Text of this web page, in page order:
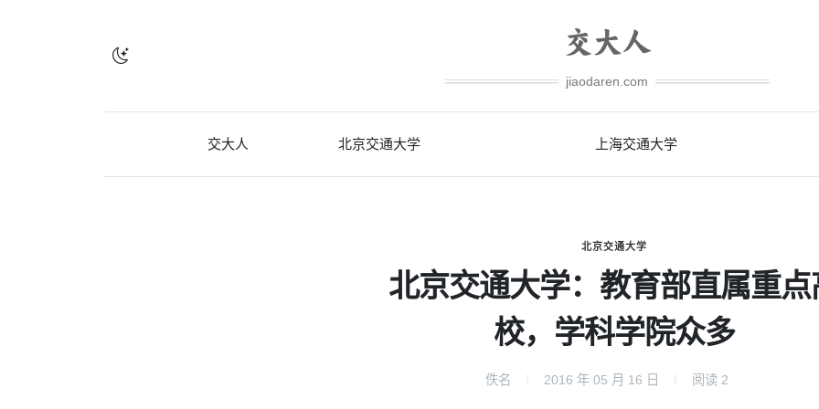
jiaodaren.com
交大人 北京交通大学 上海交通大学
北京交通大学
北京交通大学：教育部直属重点
校，学科学院众多
佚名 2016 年 05 月 16 日 阅读 2